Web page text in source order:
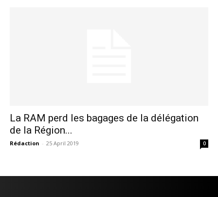
S'ABONNER MAINTENANT
La RAM perd les bagages de la délégation
de la Région...
Rédaction - 25 April 2019 0